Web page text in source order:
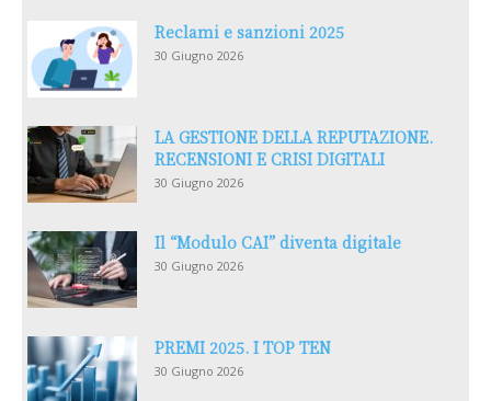
Reclami e sanzioni 2025
30 Giugno 2026
LA GESTIONE DELLA REPUTAZIONE.
RECENSIONI E CRISI DIGITALI
30 Giugno 2026
Il “Modulo CAI” diventa digitale
30 Giugno 2026
PREMI 2025. I TOP TEN
30 Giugno 2026